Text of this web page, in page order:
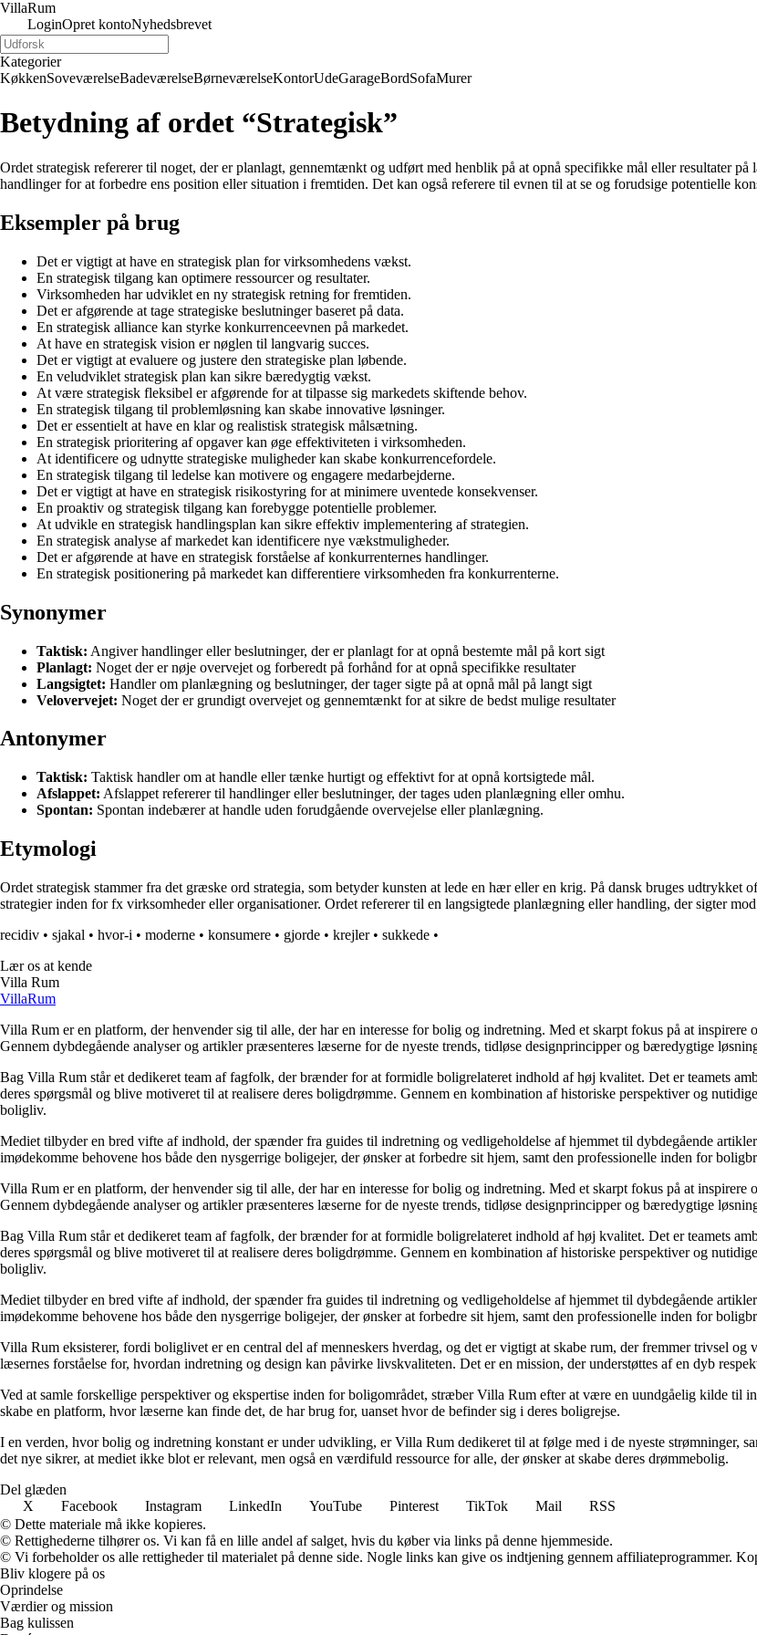
VillaRum
LoginOpret kontoNyhedsbrevet
Kategorier
KøkkenSoveværelseBadeværelseBørneværelseKontorUdeGarageBordSofaMurer
Betydning af ordet “Strategisk”
Ordet strategisk refererer til noget, der er planlagt, gennemtænkt og udført med henblik på at opnå specifikke mål eller resultater
handlinger for at forbedre ens position eller situation i fremtiden. Det kan også referere til evnen til at se og forudsige potentielle
Eksempler på brug
Det er vigtigt at have en strategisk plan for virksomhedens vækst.
En strategisk tilgang kan optimere ressourcer og resultater.
Virksomheden har udviklet en ny strategisk retning for fremtiden.
Det er afgørende at tage strategiske beslutninger baseret på data.
En strategisk alliance kan styrke konkurrenceevnen på markedet.
At have en strategisk vision er nøglen til langvarig succes.
Det er vigtigt at evaluere og justere den strategiske plan løbende.
En veludviklet strategisk plan kan sikre bæredygtig vækst.
At være strategisk fleksibel er afgørende for at tilpasse sig markedets skiftende behov.
En strategisk tilgang til problemløsning kan skabe innovative løsninger.
Det er essentielt at have en klar og realistisk strategisk målsætning.
En strategisk prioritering af opgaver kan øge effektiviteten i virksomheden.
At identificere og udnytte strategiske muligheder kan skabe konkurrencefordele.
En strategisk tilgang til ledelse kan motivere og engagere medarbejderne.
Det er vigtigt at have en strategisk risikostyring for at minimere uventede konsekvenser.
En proaktiv og strategisk tilgang kan forebygge potentielle problemer.
At udvikle en strategisk handlingsplan kan sikre effektiv implementering af strategien.
En strategisk analyse af markedet kan identificere nye vækstmuligheder.
Det er afgørende at have en strategisk forståelse af konkurrenternes handlinger.
En strategisk positionering på markedet kan differentiere virksomheden fra konkurrenterne.
Synonymer
Taktisk: Angiver handlinger eller beslutninger, der er planlagt for at opnå bestemte mål på kort sigt
Planlagt: Noget der er nøje overvejet og forberedt på forhånd for at opnå specifikke resultater
Langsigtet: Handler om planlægning og beslutninger, der tager sigte på at opnå mål på langt sigt
Velovervejet: Noget der er grundigt overvejet og gennemtænkt for at sikre de bedst mulige resultater
Antonymer
Taktisk: Taktisk handler om at handle eller tænke hurtigt og effektivt for at opnå kortsigtede mål.
Afslappet: Afslappet refererer til handlinger eller beslutninger, der tages uden planlægning eller omhu.
Spontan: Spontan indebærer at handle uden forudgående overvejelse eller planlægning.
Etymologi
Ordet strategisk stammer fra det græske ord strategia, som betyder kunsten at lede en hær eller en krig. På dansk bruges
strategier inden for fx virksomheder eller organisationer. Ordet refererer til en langsigtede planlægning eller handling, der sigter
recidiv • sjakal • hvor-i • moderne • konsumere • gjorde • krejler• sukkede •
Lær os at kende
Villa Rum
VillaRum
Villa Rum er en platform, der henvender sig til alle, der har en interesse for bolig og indretning. Med et skarpt fokus på at
Gennem dybdegående analyser og artikler præsenteres læserne for de nyeste trends, tidløse designprincipper og bæredygtige
Bag Villa Rum står et dedikeret team af fagfolk, der brænder for at formidle boligrelateret indhold af høj kvalitet. Det er teamets
deres spørgsmål og blive motiveret til at realisere deres boligdrømme. Gennem en kombination af historiske perspektiver og
boligliv.
Mediet tilbyder en bred vifte af indhold, der spænder fra guides til indretning og vedligeholdelse af hjemmet til dybdegående
imødekomme behovene hos både den nysgerrige boligejer, der ønsker at forbedre sit hjem, samt den professionelle inden for
Villa Rum er en platform, der henvender sig til alle, der har en interesse for bolig og indretning. Med et skarpt fokus på at
Gennem dybdegående analyser og artikler præsenteres læserne for de nyeste trends, tidløse designprincipper og bæredygtige
Bag Villa Rum står et dedikeret team af fagfolk, der brænder for at formidle boligrelateret indhold af høj kvalitet. Det er teamets
deres spørgsmål og blive motiveret til at realisere deres boligdrømme. Gennem en kombination af historiske perspektiver og
boligliv.
Mediet tilbyder en bred vifte af indhold, der spænder fra guides til indretning og vedligeholdelse af hjemmet til dybdegående
imødekomme behovene hos både den nysgerrige boligejer, der ønsker at forbedre sit hjem, samt den professionelle inden for
Villa Rum eksisterer, fordi boliglivet er en central del af menneskers hverdag, og det er vigtigt at skabe rum, der fremmer trivsel
læsernes forståelse for, hvordan indretning og design kan påvirke livskvaliteten. Det er en mission, der understøttes af en dyb
Ved at samle forskellige perspektiver og ekspertise inden for boligområdet, stræber Villa Rum efter at være en uundgåelig kilde til
skabe en platform, hvor læserne kan finde det, de har brug for, uanset hvor de befinder sig i deres boligrejse.
I en verden, hvor bolig og indretning konstant er under udvikling, er Villa Rum dedikeret til at følge med i de nyeste strømninger,
det nye sikrer, at mediet ikke blot er relevant, men også en værdifuld ressource for alle, der ønsker at skabe deres drømmebolig.
Del glæden
X
Facebook Instagram LinkedIn YouTube Pinterest TikTok Mail
RSS
© Dette materiale må ikke kopieres.
© Rettighederne tilhører os. Vi kan få en lille andel af salget, hvis du køber via links på denne hjemmeside.
© Vi forbeholder os alle rettigheder til materialet på denne side. Nogle links kan give os indtjening gennem affiliateprogrammer.
Bliv klogere på os
Oprindelse
Værdier og mission
Bag kulissen